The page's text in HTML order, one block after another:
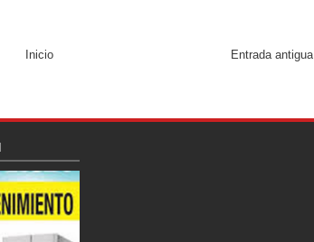
Entrada antigua
Inicio